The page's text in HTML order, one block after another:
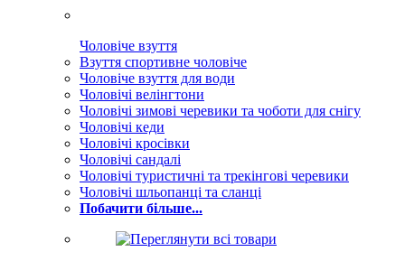
Чоловіче взуття
Взуття спортивне чоловіче
Чоловіче взуття для води
Чоловічі велінгтони
Чоловічі зимові черевики та чоботи для снігу
Чоловічі кеди
Чоловічі кросівки
Чоловічі сандалі
Чоловічі туристичні та трекінгові черевики
Чоловічі шльопанці та сланці
Побачити більше...